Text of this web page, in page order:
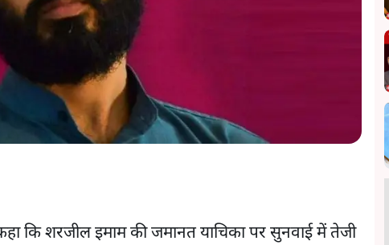
कि शरजील इमाम की जमानत याचिका पर सुनवाई में तेजी